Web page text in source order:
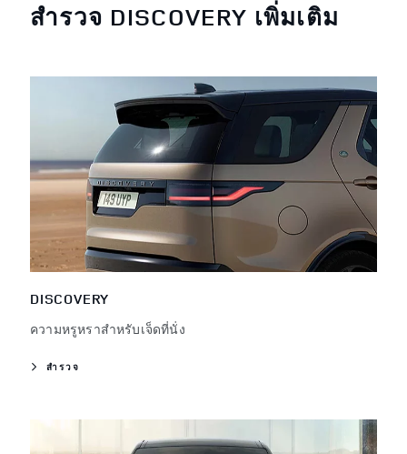
สำรวจ DISCOVERY เพิ่มเติม
DISCOVERY
ความหรูหราสำหรับเจ็ดที่นั่ง
สำรวจ